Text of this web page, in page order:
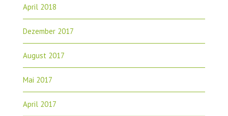
April 2018
Dezember 2017
August 2017
Mai 2017
April 2017